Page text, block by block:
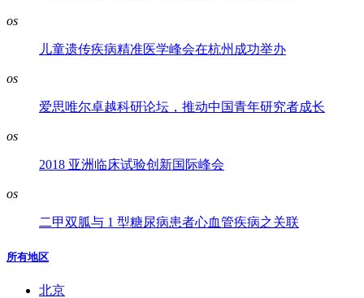
os
儿童遗传疾病精准医学峰会在杭州成功举办
os
爱思唯尔卓越科研论坛，推动中国青年研究者成长
os
2018 亚洲临床试验创新国际峰会
os
二甲双胍与 1 型糖尿病患者心血管疾病之关联
所有地区
北京